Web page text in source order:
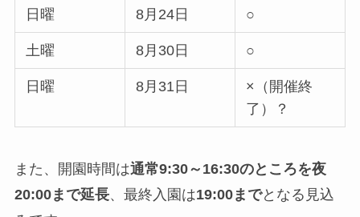
日曜 8月24日 ○
土曜 8月30日 ○
日曜 8月31日
×（開催終
了）？
また、開園時間は通常9:30～16:30のところを夜
20:00まで延長、最終入園は19:00までとなる見込